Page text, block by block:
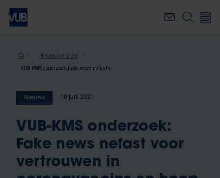
Overslaan
naar
inhoudKruimelpad
Nieuwsoverzicht
Nieuws 10 juni 2021
VUB-KMS onderzoek:
Fake news nefast voor
vertrouwen in